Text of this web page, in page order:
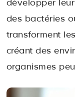
développer
des bactéries
transforment
créant des
organismes